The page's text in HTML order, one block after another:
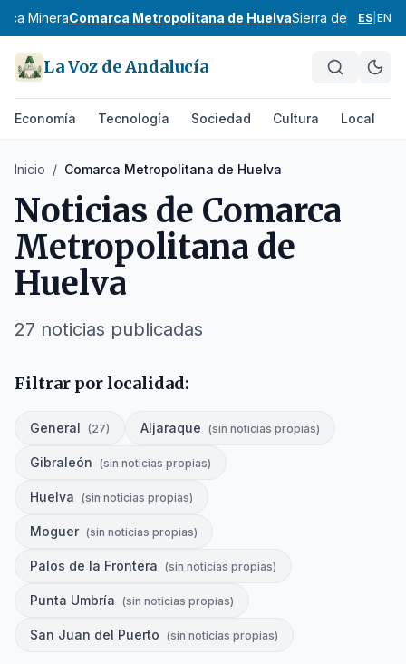
MineraComarca Metropolitana de HuelvaSierra de Huelva
ES EN
La Voz de Andalucía
Economía Tecnología Sociedad Cultura Local
Inicio / Comarca Metropolitana de Huelva
Noticias de Comarca
Metropolitana de
Huelva
27 noticias publicadas
Filtrar por localidad:
General (27) Aljaraque (sin noticias propias)
Gibraleón (sin noticias propias)
Huelva (sin noticias propias)
Moguer (sin noticias propias)
Palos de la Frontera (sin noticias propias)
Punta Umbría (sin noticias propias)
San Juan del Puerto (sin noticias propias)